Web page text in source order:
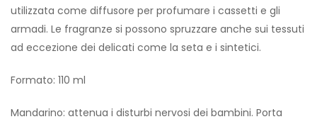
utilizzata come diffusore per profumare i cassetti e gli
armadi. Le fragranze si possono spruzzare anche sui tessuti
ad eccezione dei delicati come la seta e i sintetici.
Formato: 110 ml
Mandarino: attenua i disturbi nervosi dei bambini. Porta